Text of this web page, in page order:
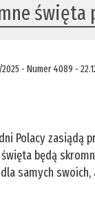
święta
- Numer 4089 -
Polacy zasiądą
będą
samych